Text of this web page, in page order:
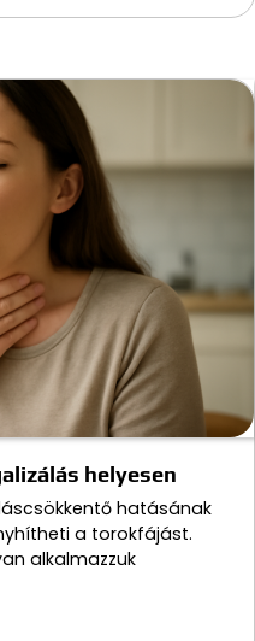
helyesen
hatásának
a torokfájást.
alkalmazzuk